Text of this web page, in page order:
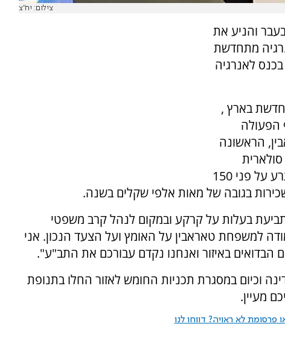
צילום: יח"צ
והניע את
מתחדשת
בכנס לאנרגיה
בארץ ,
הפעולה
הראשונה
מסחרית שתייצר 10 מגה וואט, בשטח המשתרע על פני 150
בגובה של מאות אלפי שקלים בשנה.
בעלות על קרקע ובמקום לנהל קרב משפטי
למשפחת טאראבין על האומץ ועל הצעד הנכון. אני
הבדואים באיזור ואנחנו נקדם עבורכם את התב"ע".
וכיום במסגרת תכניות החומש לאזור החלו בתנופת
מעיין.
לא ראויה? דווחו לנו